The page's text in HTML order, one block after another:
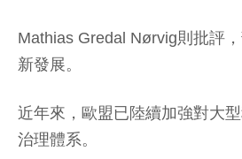
Mathias Gredal Nørvig則批評
新發展。
近年來，歐盟已陸續加強對大
治理體系。